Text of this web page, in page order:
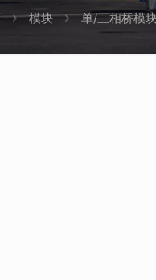
模块 单/三相桥模